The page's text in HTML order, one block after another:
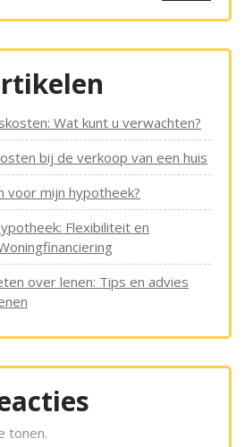
Wat kunt u verwachten?
bij de verkoop van een huis
voor mijn hypotheek?
Flexibiliteit en
over lenen: Tips en advies
tonen.